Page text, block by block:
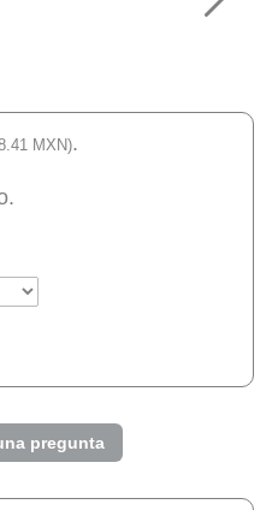
MXN).
pregunta